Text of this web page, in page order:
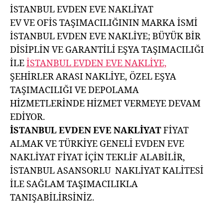
İSTANBUL EVDEN EVE NAKLİYAT
EV VE OFİS TAŞIMACILIĞININ MARKA İSMİ
İSTANBUL EVDEN EVE NAKLİYE; BÜYÜK BİR
DİSİPLİN VE GARANTİLİ EŞYA TAŞIMACILIĞI
İLEİSTANBUL EVDEN EVE NAKLİYE,
ŞEHİRLER ARASI NAKLİYE, ÖZEL EŞYA
TAŞIMACILIĞI VE DEPOLAMA
HİZMETLERİNDE HİZMET VERMEYE DEVAM
EDİYOR.
İSTANBUL EVDEN EVE NAKLİYATFİYAT
ALMAK VE TÜRKİYE GENELİ EVDEN EVE
NAKLİYAT FİYAT İÇİN TEKLİF ALABİLİR,
İSTANBUL ASANSORLU NAKLİYAT KALİTESİ
İLE SAĞLAM TAŞIMACILIKLA
TANIŞABİLİRSİNİZ.